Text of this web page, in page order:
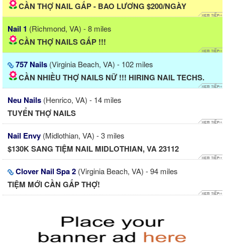
CẦN THỢ NAIL GẤP - BAO LƯƠNG $200/NGÀY
Nail 1 (Richmond, VA) - 8 miles
CẦN THỢ NAILS GẤP !!!
757 Nails (Virginia Beach, VA) - 102 miles
CẦN NHIỀU THỢ NAILS NỮ !!! HIRING NAIL TECHS.
Neu Nails (Henrico, VA) - 14 miles
TUYỂN THỢ NAILS
Nail Envy (Midlothian, VA) - 3 miles
$130K SANG TIỆM NAIL MIDLOTHIAN, VA 23112
Clover Nail Spa 2 (Virginia Beach, VA) - 94 miles
TIỆM MỚI CẦN GẤP THỢ!